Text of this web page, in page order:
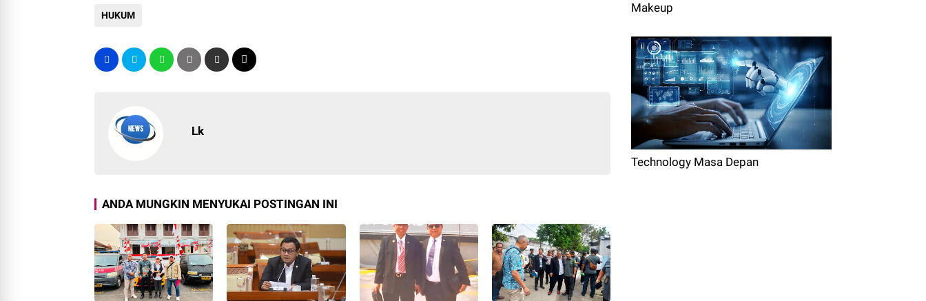
HUKUM
Lk
ANDA MUNGKIN MENYUKAI POSTINGAN INI
Makeup
Technology Masa Depan